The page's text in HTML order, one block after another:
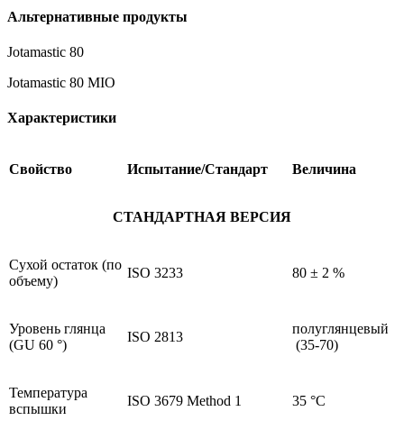
Альтернативные продукты
Jotamastic 80
Jotamastic 80 MIO
Характеристики
Свойство Испытание/Стандарт Величина
СТАНДАРТНАЯ ВЕРСИЯ
Сухой остаток (по
объему)
ISO 3233 80 ± 2 %
Уровень глянца
(GU 60 °)
ISO 2813
полуглянцевый
(35-70)
Температура
вспышки
ISO 3679 Method 1 35 °C